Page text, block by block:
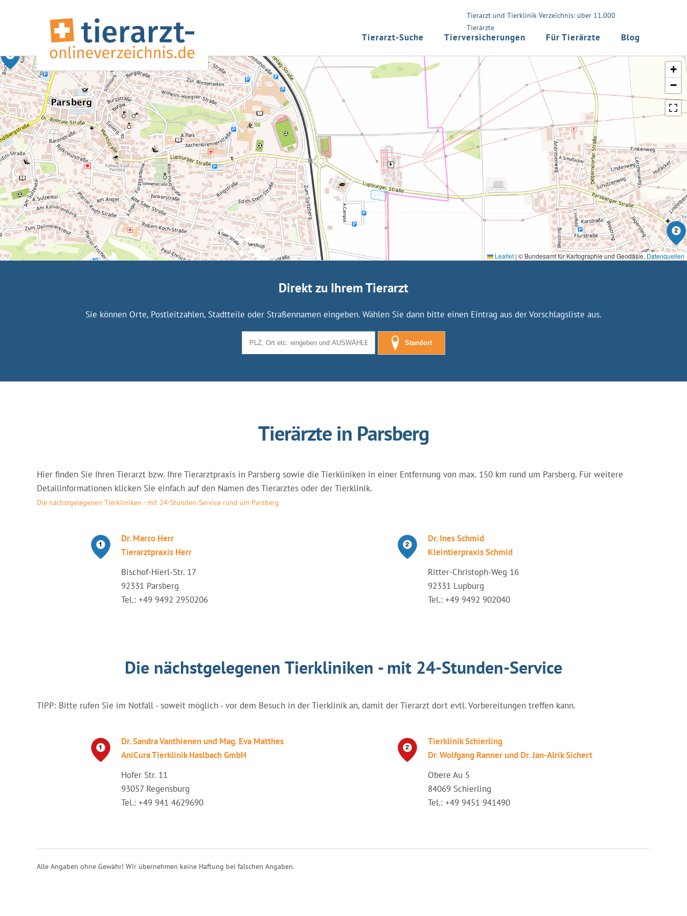
Tierarzt und Tierklinik Verzeichnis: über 11.000
Tierärzte
Tierarzt-Suche Tierversicherungen Für Tierärzte Blog
+
−
Leaflet | © Bundesamt für Kartographie und Geodäsie, Datenquellen
Direkt zu Ihrem Tierarzt
Sie können Orte, Postleitzahlen, Stadtteile oder Straßennamen eingeben. Wählen Sie dann bitte einen Eintrag aus der Vorschlagsliste aus.
Standort
Tierärzte in Parsberg
Hier finden Sie Ihren Tierarzt bzw. Ihre Tierarztpraxis in Parsberg sowie die Tierkliniken in einer Entfernung von max. 150 km rund um Parsberg. Für weitere
Detailinformationen klicken Sie einfach auf den Namen des Tierarztes oder der Tierklinik.
Die nächstgelegenen Tierkliniken - mit 24-Stunden-Service rund um Parsberg
Dr. Marco Herr
Tierarztpraxis Herr
Bischof-Hierl-Str. 17
92331 Parsberg
Tel.: +49 9492 2950206
Dr. Ines Schmid
Kleintierpraxis Schmid
Ritter-Christoph-Weg 16
92331 Lupburg
Tel.: +49 9492 902040
Die nächstgelegenen Tierkliniken - mit 24-Stunden-Service
TIPP: Bitte rufen Sie im Notfall - soweit möglich - vor dem Besuch in der Tierklinik an, damit der Tierarzt dort evtl. Vorbereitungen treffen kann.
Dr. Sandra Vanthienen und Mag. Eva Matthes
AniCura Tierklinik Haslbach GmbH
Hofer Str. 11
93057 Regensburg
Tel.: +49 941 4629690
Tierklinik Schierling
Dr. Wolfgang Ranner und Dr. Jan-Alrik Sichert
Obere Au 5
84069 Schierling
Tel.: +49 9451 941490
Alle Angaben ohne Gewähr! Wir übernehmen keine Haftung bei falschen Angaben.